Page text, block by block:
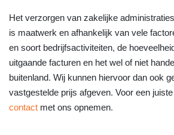
Het verzorgen van zakelijke
is maatwerk en afhankelijk van vele
en soort bedrijfsactiviteiten, de
uitgaande facturen en het wel of niet
buitenland. Wij kunnen hiervoor dan ook
vastgestelde prijs afgeven. Voor een
contactmet ons opnemen.